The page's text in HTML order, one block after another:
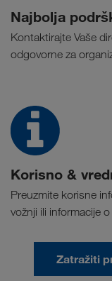
Najbolja
Kontaktirajte Vaše
odgovorne za
Korisno &
Preuzmite korisne
vožnji ili informacije
Zatražiti